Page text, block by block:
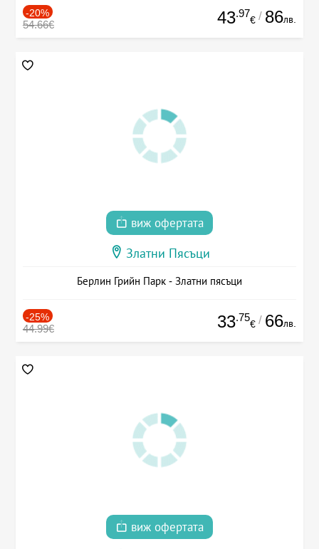
-20%
54.66€ 43.97
€ / 86лв.
виж офертата
Златни Пясъци
Берлин Грийн Парк - Златни пясъци
-25%
44.99€ 33.75
€ / 66лв.
виж офертата